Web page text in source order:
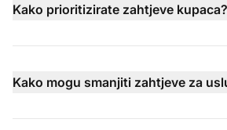
Kako prioritizirate zahtjeve kupaca?
Kako mogu smanjiti zahtjeve za